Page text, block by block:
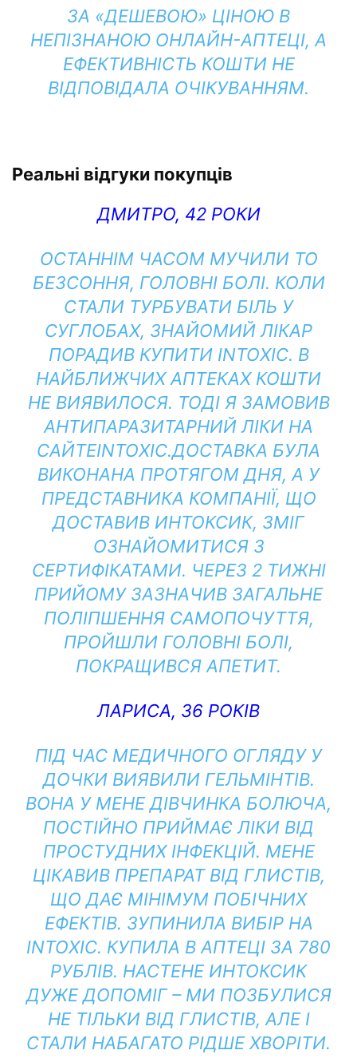
ЗА «ДЕШЕВОЮ» ЦІНОЮ В
НЕПІЗНАНОЮ ОНЛАЙН-АПТЕЦІ, А
ЕФЕКТИВНІСТЬ КОШТИ НЕ
ВІДПОВІДАЛА ОЧІКУВАННЯМ.
Реальні відгуки покупців
ДМИТРО, 42 РОКИ
ОСТАННІМ ЧАСОМ МУЧИЛИ ТО
БЕЗСОННЯ, ГОЛОВНІ БОЛІ. КОЛИ
СТАЛИ ТУРБУВАТИ БІЛЬ У
СУГЛОБАХ, ЗНАЙОМИЙ ЛІКАР
ПОРАДИВ КУПИТИ INTOXIC. В
НАЙБЛИЖЧИХ АПТЕКАХ КОШТИ
НЕ ВИЯВИЛОСЯ. ТОДІ Я ЗАМОВИВ
АНТИПАРАЗИТАРНИЙ ЛІКИ НА
САЙТЕINTOXIC.ДОСТАВКА БУЛА
ВИКОНАНА ПРОТЯГОМ ДНЯ, А У
ПРЕДСТАВНИКА КОМПАНІЇ, ЩО
ДОСТАВИВ ИНТОКСИК, ЗМІГ
ОЗНАЙОМИТИСЯ З
СЕРТИФІКАТАМИ. ЧЕРЕЗ 2 ТИЖНІ
ПРИЙОМУ ЗАЗНАЧИВ ЗАГАЛЬНЕ
ПОЛІПШЕННЯ САМОПОЧУТТЯ,
ПРОЙШЛИ ГОЛОВНІ БОЛІ,
ПОКРАЩИВСЯ АПЕТИТ.
ЛАРИСА, 36 РОКІВ
ПІД ЧАС МЕДИЧНОГО ОГЛЯДУ У
ДОЧКИ ВИЯВИЛИ ГЕЛЬМІНТІВ.
ВОНА У МЕНЕ ДІВЧИНКА БОЛЮЧА,
ПОСТІЙНО ПРИЙМАЄ ЛІКИ ВІД
ПРОСТУДНИХ ІНФЕКЦІЙ. МЕНЕ
ЦІКАВИВ ПРЕПАРАТ ВІД ГЛИСТІВ,
ЩО ДАЄ МІНІМУМ ПОБІЧНИХ
ЕФЕКТІВ. ЗУПИНИЛА ВИБІР НА
INTOXIC. КУПИЛА В АПТЕЦІ ЗА 780
РУБЛІВ. НАСТЕНЕ ИНТОКСИК
ДУЖЕ ДОПОМІГ – МИ ПОЗБУЛИСЯ
НЕ ТІЛЬКИ ВІД ГЛИСТІВ, АЛЕ І
СТАЛИ НАБАГАТО РІДШЕ ХВОРІТИ.